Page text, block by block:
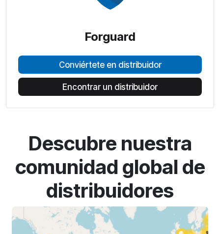
Forguard
Conviértete en distribuidor
Encontrar un distribuidor
Descubre nuestra
comunidad global de
distribuidores